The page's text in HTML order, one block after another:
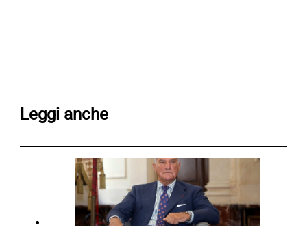
Leggi anche